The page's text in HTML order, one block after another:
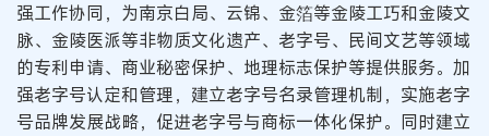
强工作协同，为南京白局、云锦、金箔等金陵工巧和金陵文
脉、金陵医派等非物质文化遗产、老字号、民间文艺等领域
的专利申请、商业秘密保护、地理标志保护等提供服务。加
强老字号认定和管理，建立老字号名录管理机制，实施老字
号品牌发展战略，促进老字号与商标一体化保护。同时建立